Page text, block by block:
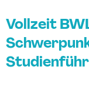
Vollzeit